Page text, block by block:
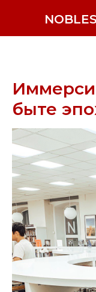
быте